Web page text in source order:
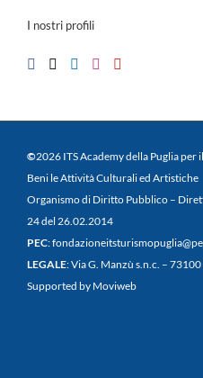
I nostri profili
©2026 ITS Academy della Puglia per
Beni le Attività Culturali ed Artistiche
Organismo di Diritto Pubblico –
24 del 26.02.2014
PEC:
LEGALE: Via G. Manzù s.n.c. – 73100
Supported by Moviweb